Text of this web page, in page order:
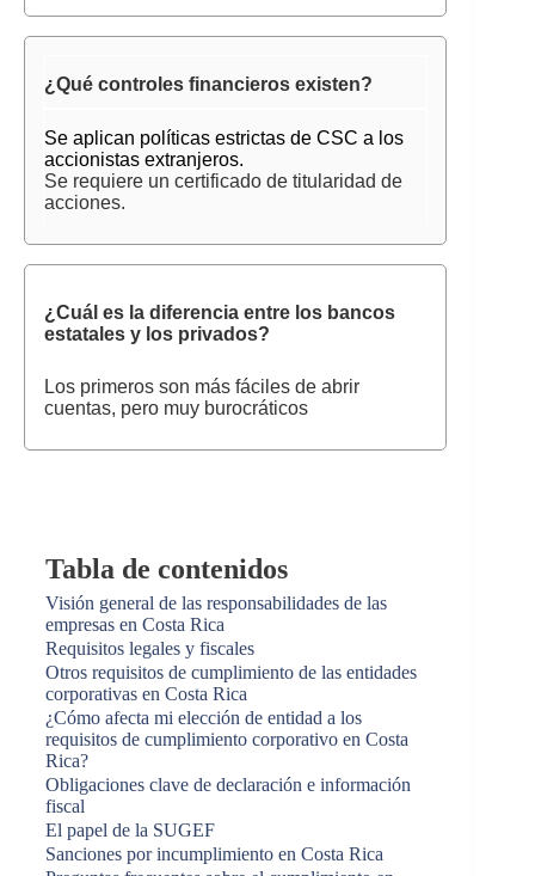
¿Qué controles financieros existen?
Se aplican políticas estrictas de CSC a los
accionistas extranjeros.
Se requiere un certificado de titularidad de
acciones.
¿Cuál es la diferencia entre los bancos
estatales y los privados?
Los primeros son más fáciles de abrir
cuentas, pero muy burocráticos
Tabla de contenidos
Visión general de las responsabilidades de las
empresas en Costa Rica
Requisitos legales y fiscales
Otros requisitos de cumplimiento de las entidades
corporativas en Costa Rica
¿Cómo afecta mi elección de entidad a los
requisitos de cumplimiento corporativo en Costa
Rica?
Obligaciones clave de declaración e información
fiscal
El papel de la SUGEF
Sanciones por incumplimiento en Costa Rica